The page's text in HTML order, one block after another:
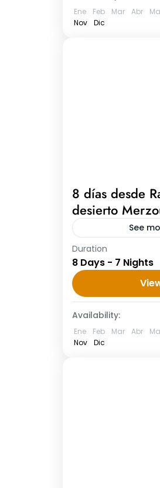
Ene Feb Mar Abr
Nov
Dic
8 días desde
desierto
See
8 días desde
Merzouga Día 1:
Marrakech 8
desierto Rabat,
Duration
8 Days - 7 Nights
Availability:
Ene Feb Mar Abr
Nov
Dic